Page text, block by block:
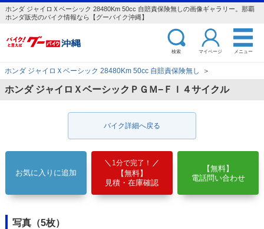
ホンダ ジャイロＸベーシック 28480Km 50cc 自賠責保険無しの画像ギャラリー。那覇
ホンダ販売のバイク情報なら【グーバイク沖縄】
検索 マイページ メニュー
ホンダ ジャイロＸベーシック 28480Km 50cc 自賠責保険無し ＞
ホンダ ジャイロＸベーシックＰＧＭ−ＦＩ４サイクル
バイク詳細へ戻る
お気に入りに追加
1分で完了！
【無料】
見積・在庫確認
【無料】
電話問い合わせ
写真（5枚）